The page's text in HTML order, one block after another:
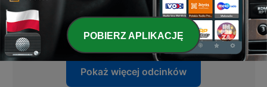
32 - فيلم السقوط
02 lip 2026
Pokaż więcej odcinków
POBIERZ APLIKACJĘ